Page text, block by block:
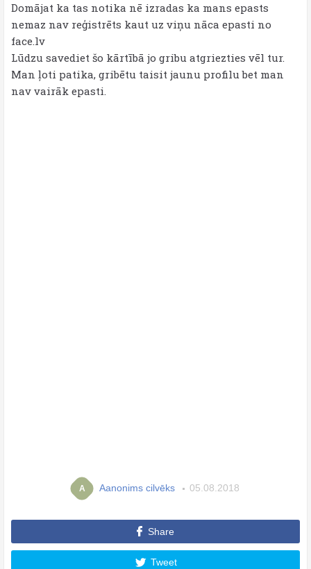
Domājat ka tas notika nē izradas ka mans epasts
nemaz nav reģistrēts kaut uz viņu nāca epasti no
face.lv
Lūdzu savediet šo kārtībā jo gribu atgriezties vēl tur.
Man ļoti patika, gribētu taisit jaunu profilu bet man
nav vairāk epasti.
A Aanonims cilvēks 05.08.2018
Share
Tweet